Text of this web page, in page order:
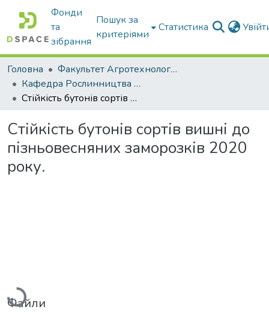
Фонди
та
зібрання
Пошук за
критеріями
Статистика
Головна
Факультет Агротехнологій та екології
Кафедра Рослинництва та садівництва ім. професора В.В. Калитки
Стійкість бутонів сортів вишні до пізньовесняних заморозків 2020 року.
Стійкість бутонів сортів вишні до
пізньовесняних заморозків 2020
року.
Вантажиться...
Файли